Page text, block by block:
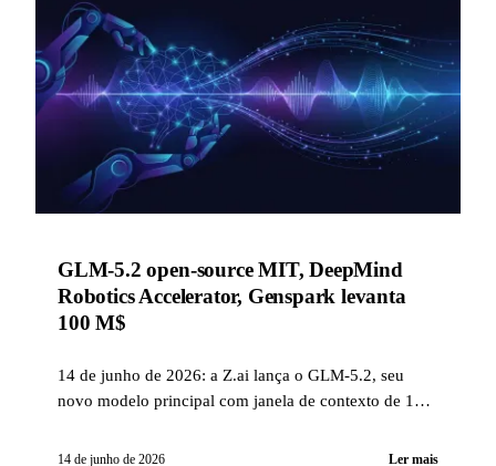
GLM-5.2 open-source MIT, DeepMind
Robotics Accelerator, Genspark levanta
100 M$
14 de junho de 2026: a Z.ai lança o GLM-5.2, seu
novo modelo principal com janela de contexto de 1
DeepMind seleciona 15 startups para seu Robotics
14 de junho de 2026 Ler mais